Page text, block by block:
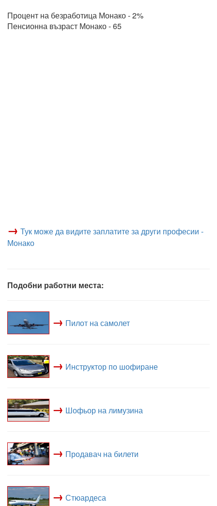
Процент на безработица Монако - 2%
Пенсионна възраст Монако - 65
→ Тук може да видите заплатите за други професии -
Монако
Подобни работни места:
→ Пилот на самолет
→ Инструктор по шофиране
→ Шофьор на лимузина
→ Продавач на билети
→ Стюардеса